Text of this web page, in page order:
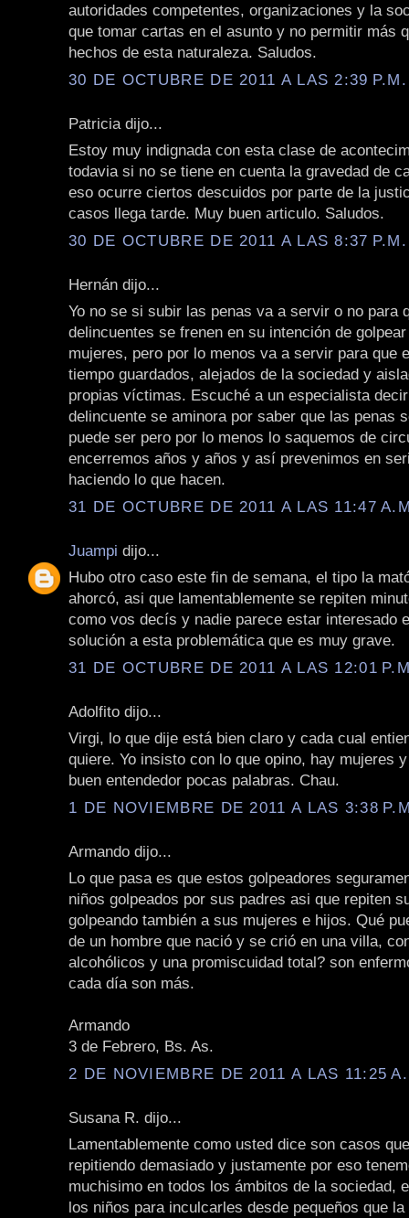
autoridades competentes, organizaciones y la
que tomar cartas en el asunto y no permitir más
hechos de esta naturaleza. Saludos.
30 DE OCTUBRE DE 2011 A LAS 2:39 P.M.
Patricia dijo...
Estoy muy indignada con esta clase de
todavia si no se tiene en cuenta la gravedad de
eso ocurre ciertos descuidos por parte de la
casos llega tarde. Muy buen articulo. Saludos.
30 DE OCTUBRE DE 2011 A LAS 8:37 P.M.
Hernán dijo...
Yo no se si subir las penas va a servir o no para
delincuentes se frenen en su intención de
mujeres, pero por lo menos va a servir para que
tiempo guardados, alejados de la sociedad y
propias víctimas. Escuché a un especialista
delincuente se aminora por saber que las penas
puede ser pero por lo menos lo saquemos de
encerremos años y años y así prevenimos en
haciendo lo que hacen.
31 DE OCTUBRE DE 2011 A LAS 11:47
Juampi dijo...
Hubo otro caso este fin de semana, el tipo la
ahorcó, asi que lamentablemente se repiten
como vos decís y nadie parece estar interesado
solución a esta problemática que es muy grave.
31 DE OCTUBRE DE 2011 A LAS 12:01
Adolfito dijo...
Virgi, lo que dije está bien claro y cada cual
quiere. Yo insisto con lo que opino, hay mujeres
buen entendedor pocas palabras. Chau.
1 DE NOVIEMBRE DE 2011 A LAS 3:38
Armando dijo...
Lo que pasa es que estos golpeadores
niños golpeados por sus padres asi que repiten
golpeando también a sus mujeres e hijos. Qué
de un hombre que nació y se crió en una villa,
alcohólicos y una promiscuidad total? son
cada día son más.
Armando
3 de Febrero, Bs. As.
2 DE NOVIEMBRE DE 2011 A LAS 11:25
Susana R. dijo...
Lamentablemente como usted dice son casos
repitiendo demasiado y justamente por eso
muchisimo en todos los ámbitos de la sociedad,
los niños para inculcarles desde pequeños que